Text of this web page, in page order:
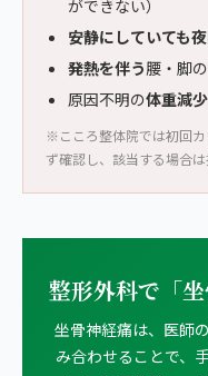
ができない）
安静にしていても
発熱を伴う腰・脚
原因不明の体重減少
※こころ整体院では初回
ず確認し、該当する場合
整形外科で「
坐骨神経痛は、医師
み合わせることで、